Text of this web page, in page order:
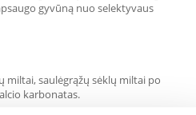
gyvūną nuo selektyvaus
miltai, saulėgrąžų sėklų miltai po
karbonatas.